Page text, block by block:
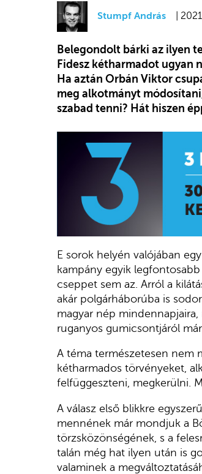
Stumpf András |
Belegondolt bárki az ilyen
Fidesz kétharmadot ugyan
Ha aztán Orbán Viktor
meg alkotmányt
szabad tenni? Hát hiszen
E sorok helyén valójában
kampány egyik
cseppet sem az. Arról a
akár polgárháborúba is
magyar nép
ruganyos gumicsontjáról
A téma természetesen nem
kétharmados törvényeket,
felfüggeszteni, megkerülni.
A válasz első blikkre
mennének már mondjuk a
törzsközönségének, s a
talán még hat ilyen után is
valaminek a